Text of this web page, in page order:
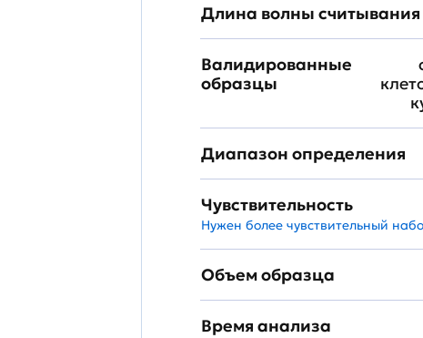
Длина волны считывания
Валидированные
образцы
Диапазон определения
Чувствительность
Нужен более чувствительный
Объем образца
Время анализа